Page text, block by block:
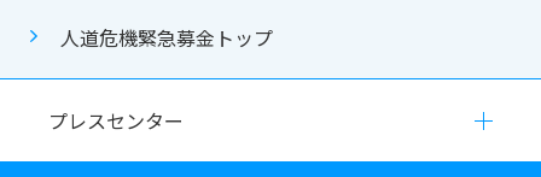
人道危機緊急募金トップ
プレスセンター